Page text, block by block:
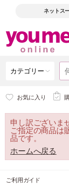
ネットス
カテゴリー
お気に入り
申し訳ございま
ご指定の商品は
品です。
ホームへ戻る
ご利用ガイド